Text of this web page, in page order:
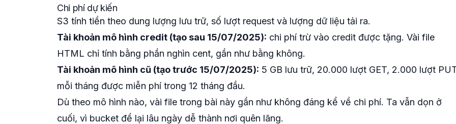
Chi phí dự kiến
S3 tính tiền theo dung lượng lưu trữ, số lượt request và lượng dữ liệu tải ra.
Tài khoản mô hình credit (tạo sau 15/07/2025): chi phí trừ vào credit được tặng. Vài file
HTML chỉ tính bằng phần nghìn cent, gần như bằng không.
Tài khoản mô hình cũ (tạo trước 15/07/2025): 5 GB lưu trữ, 20.000 lượt GET, 2.000 lượt
mỗi tháng được miễn phí trong 12 tháng đầu.
Dù theo mô hình nào, vài file trong bài này gần như không đáng kể về chi phí. Ta vẫn dọn ở
cuối, vì bucket để lại lâu ngày dễ thành nơi quên lãng.